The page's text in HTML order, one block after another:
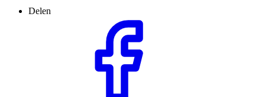
Delen